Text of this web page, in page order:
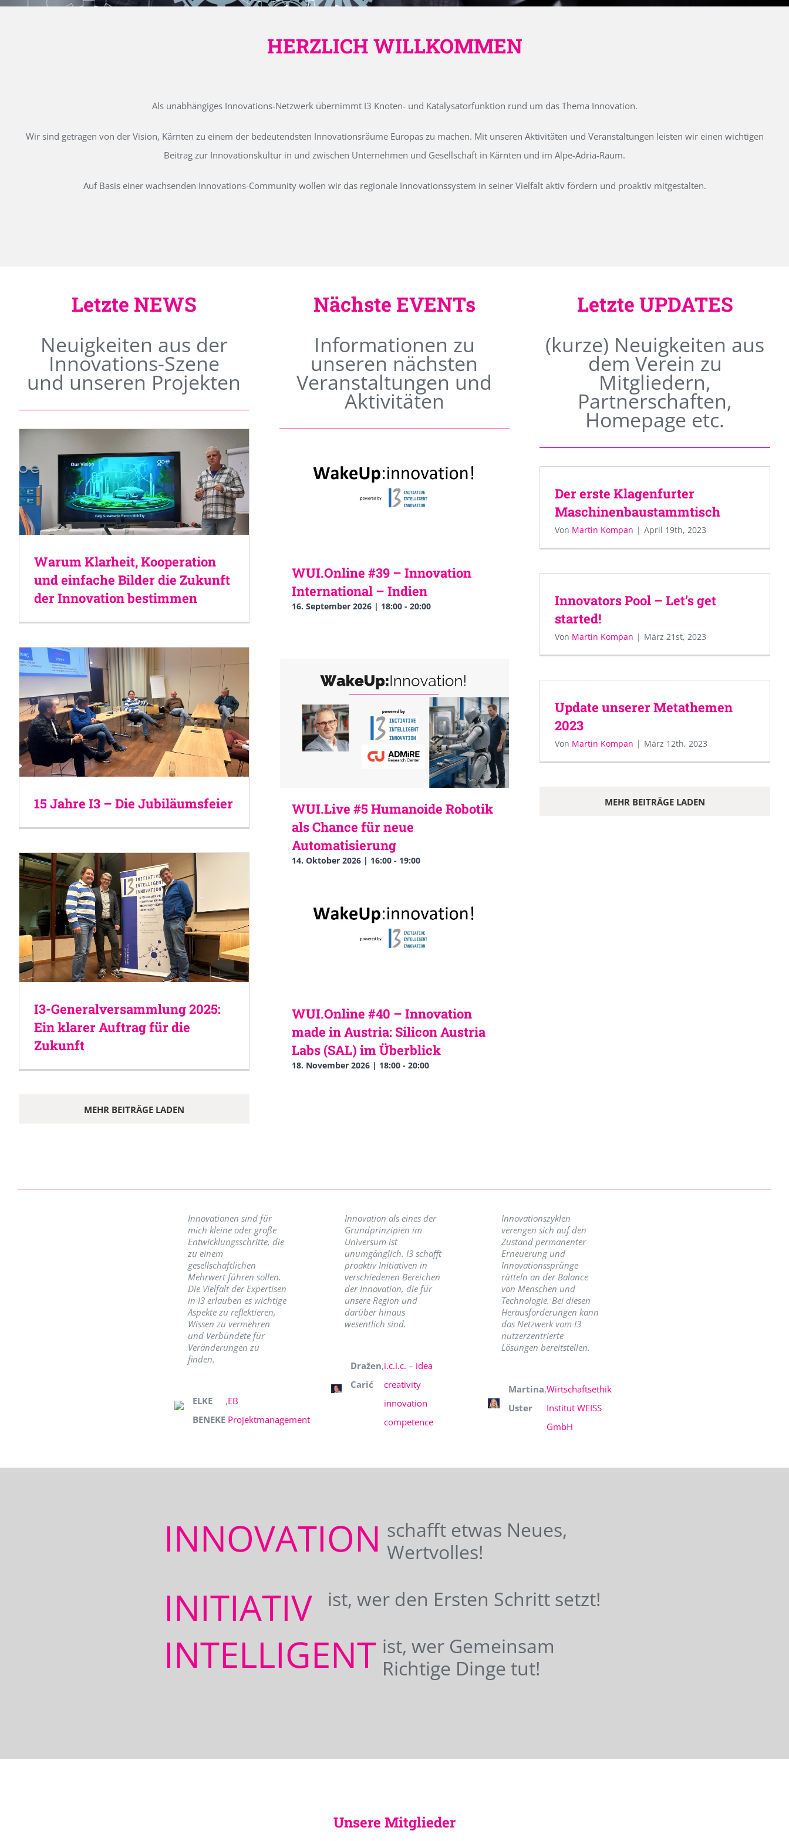
HERZLICH WILLKOMMEN
Als unabhängiges Innovations-Netzwerk übernimmt I3 Knoten- und Katalysatorfunktion rund um das Thema Innovation.
Wir sind getragen von der Vision, Kärnten zu einem der bedeutendsten Innovationsräume Europas zu machen. Mit unseren Aktivitäten und Veranstaltungen leisten wir einen wichtigen
Beitrag zur Innovationskultur in und zwischen Unternehmen und Gesellschaft in Kärnten und im Alpe-Adria-Raum.
Auf Basis einer wachsenden Innovations-Community wollen wir das regionale Innovationssystem in seiner Vielfalt aktiv fördern und proaktiv mitgestalten.
Letzte NEWS
Neuigkeiten aus der
Innovations-Szene
und unseren Projekten
Warum Klarheit, Kooperation
und einfache Bilder die Zukunft
der Innovation bestimmen
15 Jahre I3 – Die Jubiläumsfeier
I3-Generalversammlung 2025:
Ein klarer Auftrag für die
Zukunft
MEHR BEITRÄGE LADEN
Nächste EVENTs
Informationen zu
unseren nächsten
Veranstaltungen und
Aktivitäten
WUI.Online #39 – Innovation
International – Indien
16. September 2026 | 18:00- 20:00
WUI.Live #5 Humanoide Robotik
als Chance für neue
Automatisierung
14. Oktober 2026 | 16:00- 19:00
WUI.Online #40 – Innovation
made in Austria: Silicon Austria
Labs (SAL) im Überblick
18. November 2026 | 18:00- 20:00
Letzte UPDATES
(kurze) Neuigkeiten aus
dem Verein zu
Mitgliedern,
Partnerschaften,
Homepage etc.
Der erste Klagenfurter
Maschinenbaustammtisch
Von Martin Kompan | April 19th, 2023
Innovators Pool – Let’s get
started!
Von Martin Kompan | März 21st, 2023
Update unserer Metathemen
2023
Von Martin Kompan | März 12th, 2023
MEHR BEITRÄGE LADEN
Innovationen sind für
mich kleine oder große
Entwicklungsschritte, die
zu einem
gesellschaftlichen
Mehrwert führen sollen.
Die Vielfalt der Expertisen
in I3 erlauben es wichtige
Aspekte zu reflektieren,
Wissen zu vermehren
und Verbündete für
Veränderungen zu
finden.
ELKE
BENEKE
,EB
Projektmanagement
Innovation als eines der
Grundprinzipien im
Universum ist
unumgänglich. I3 schafft
proaktiv Initiativen in
verschiedenen Bereichen
der Innovation, die für
unsere Region und
darüber hinaus
wesentlich sind.
Dražen
Carić
,i.c.i.c. – idea
creativity
innovation
competence
Innovationszyklen
verengen sich auf den
Zustand permanenter
Erneuerung und
Innovationssprünge
rütteln an der Balance
von Menschen und
Technologie. Bei diesen
Herausforderungen kann
das Netzwerk vom I3
nutzerzentrierte
Lösungen bereitstellen.
Martina
Uster
,Wirtschaftsethik
Institut WEISS
GmbH
INNOVATION schafft etwas Neues,
Wertvolles!
INITIATIV ist, wer den Ersten Schritt setzt!
INTELLIGENT ist, wer Gemeinsam
Richtige Dinge tut!
Unsere Mitglieder